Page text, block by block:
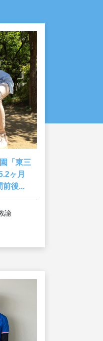
「東三
ヶ月
前後...
諭